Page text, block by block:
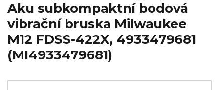
Aku subkompaktní bodová
vibrační bruska Milwaukee
M12 FDSS-422X, 4933479681
(MI4933479681)